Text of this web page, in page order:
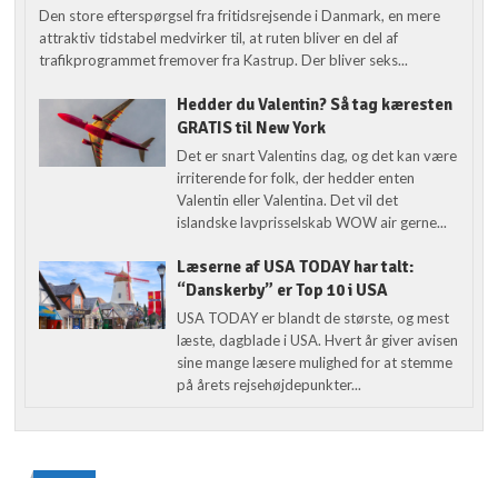
Den store efterspørgsel fra fritidsrejsende i Danmark, en mere
attraktiv tidstabel medvirker til, at ruten bliver en del af
trafikprogrammet fremover fra Kastrup. Der bliver seks...
Hedder du Valentin? Så tag kæresten
GRATIS til New York
Det er snart Valentins dag, og det kan være
irriterende for folk, der hedder enten
Valentin eller Valentina. Det vil det
islandske lavprisselskab WOW air gerne...
Læserne af USA TODAY har talt:
“Danskerby” er Top 10 i USA
USA TODAY er blandt de største, og mest
læste, dagblade i USA. Hvert år giver avisen
sine mange læsere mulighed for at stemme
på årets rejsehøjdepunkter...